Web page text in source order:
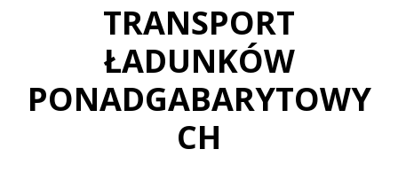
TRANSPORT
ŁADUNKÓW
PONADGABARYTOWY
CH